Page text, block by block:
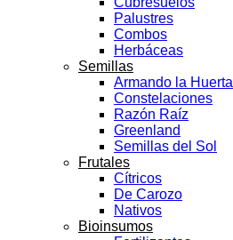
Palustres
Combos
Herbáceas
Semillas
Armando la Huerta
Constelaciones
Razón Raíz
Greenland
Semillas del Sol
Frutales
Cítricos
De Carozo
Nativos
Bioinsumos